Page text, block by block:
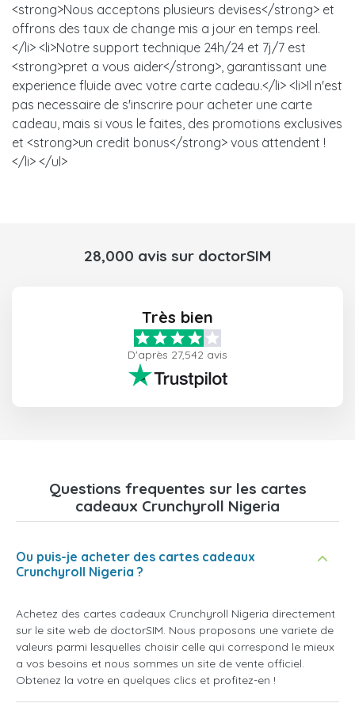
<strong>Nous acceptons plusieurs devises</strong> et
offrons des taux de change mis a jour en temps reel.
</li> <li>Notre support technique 24h/24 et 7j/7 est
<strong>pret a vous aider</strong>, garantissant une
experience fluide avec votre carte cadeau.</li> <li>Il n'est
pas necessaire de s'inscrire pour acheter une carte
cadeau, mais si vous le faites, des promotions exclusives
et <strong>un credit bonus</strong> vous attendent !
</li> </ul>
28,000 avis sur doctorSIM
Très bien
D'après 27,542 avis
Questions frequentes sur les cartes
cadeaux Crunchyroll Nigeria
Ou puis-je acheter des cartes cadeaux
Crunchyroll Nigeria ?
Achetez des cartes cadeaux Crunchyroll Nigeria directement
sur le site web de doctorSIM. Nous proposons une variete de
valeurs parmi lesquelles choisir celle qui correspond le mieux
a vos besoins et nous sommes un site de vente officiel.
Obtenez la votre en quelques clics et profitez-en !